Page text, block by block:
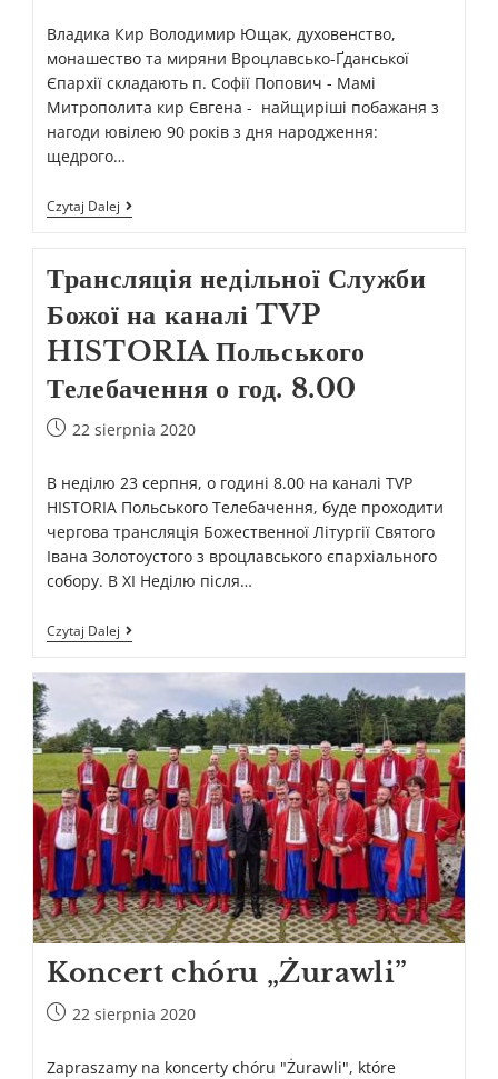
Владика Кир Володимир Ющак, духовенство,
монашество та миряни Вроцлавсько-Ґданської
Єпархії складають п. Софії Попович - Мамі
Митрополита кир Євгена - найщиріші побажаня з
нагоди ювілею 90 років з дня народження:
щедрого…
Czytaj Dalej
Трансляція недільної Служби
Божої на каналі TVP
HISTORIA Польського
Телебачення о год. 8.00
22 sierpnia 2020
В неділю 23 серпня, о годині 8.00 на каналі TVP
HISTORIA Польського Телебачення, буде проходити
чергова трансляція Божественної Літургії Святого
Івана Золотоустого з вроцлавського єпархіального
собору. В XI Неділю після…
Czytaj Dalej
Koncert chóru „Żurawli”
22 sierpnia 2020
Zapraszamy na koncerty chóru "Żurawli", które